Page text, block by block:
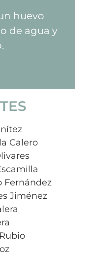
huevo
de agua y
Calero
Fernández
Jiménez